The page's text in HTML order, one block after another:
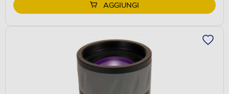
AGGIUNGI